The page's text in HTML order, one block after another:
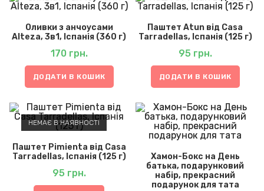
Оливки з анчоусами
Alteza, 3в1, Іспанія (360 г)
170 грн.
ДОДАТИ В КОШИК
Паштет Atun від Casa
Tarradellas, Іспанія (125 г)
95 грн.
ДОДАТИ В КОШИК
НЕМАЄ В НАЯВНОСТІ
Паштет Pimienta від Casa
Tarradellas, Іспанія (125 г)
95 грн.
Хамон-Бокс на День
батька, подарунковий
набір, прекрасний
подарунок для тата